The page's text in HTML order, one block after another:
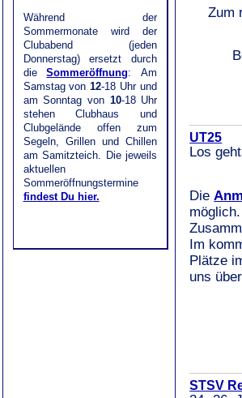
Während der
Sommermonate wird der
Clubabend (jeden
Donnerstag) ersetzt durch
dieSommeröffnung: Am
Samstag von12-18 Uhr und
am Sonntag von 10-18 Uhr
stehen Clubhaus und
Clubgelände offen zum
Segeln, Grillen und Chillen
am Samitzteich. Die jeweils
aktuellen
Sommeröffnungstermine
findest Du hier.
Zum
UT25
Los
Die
Im
Plätze
uns
STSV